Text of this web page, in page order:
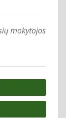
mokytojos